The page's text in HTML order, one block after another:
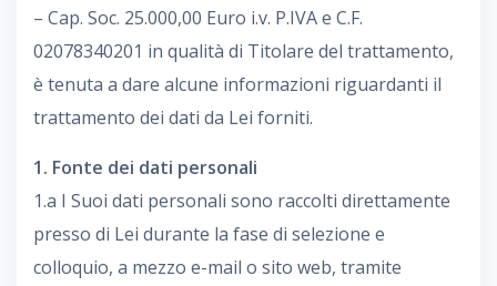
– Cap. Soc. 25.000,00 Euro i.v. P.IVA e C.F.
02078340201 in qualità di Titolare del trattamento,
è tenuta a dare alcune informazioni riguardanti il
trattamento dei dati da Lei forniti.
1. Fonte dei dati personali
1.a I Suoi dati personali sono raccolti direttamente
presso di Lei durante la fase di selezione e
colloquio, a mezzo e-mail o sito web, tramite